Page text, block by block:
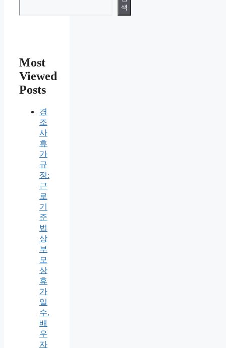
색
Most
Viewed
Posts
경
조
사
휴
가
규
정:
근
로
기
준
법
상
부
모
상
휴
가
일
수,
배
우
자